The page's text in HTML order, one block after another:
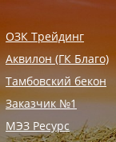
ОЗК Трейдинг
Аквилон (ГК Благо)
Тамбовский бекон
Заказчик №1
МЭЗ Ресурс